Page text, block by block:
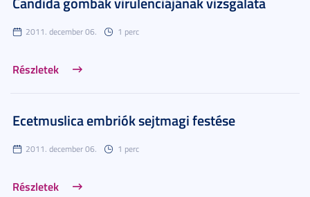
2011. december 06. 1 perc
Részletek
Ecetmuslica embriók sejtmagi festése
2011. december 06. 1 perc
Részletek